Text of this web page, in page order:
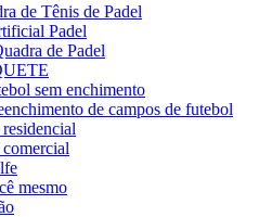
de Tênis de Padel
Padel
de Padel
sem enchimento
de campos de futebol
mesmo